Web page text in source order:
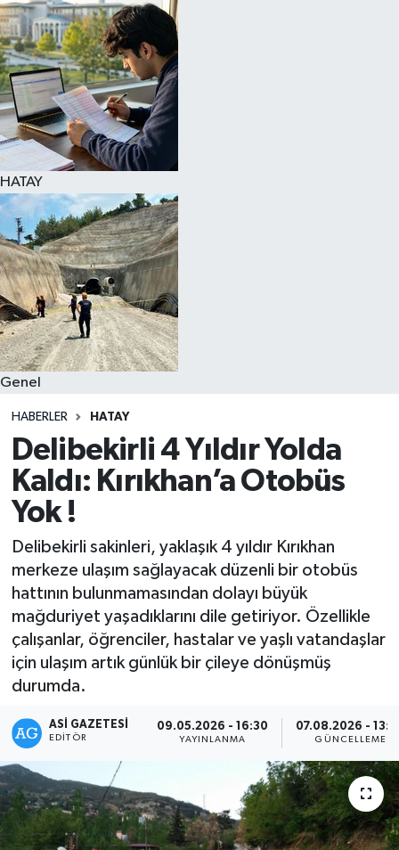
HATAY
Genel
HABERLER HATAY
Delibekirli 4 Yıldır Yolda
Kaldı: Kırıkhan’a Otobüs
Yok !
Delibekirli sakinleri, yaklaşık 4 yıldır Kırıkhan
merkeze ulaşım sağlayacak düzenli bir otobüs
hattının bulunmamasından dolayı büyük
mağduriyet yaşadıklarını dile getiriyor. Özellikle
çalışanlar, öğrenciler, hastalar ve yaşlı vatandaşlar
için ulaşım artık günlük bir çileye dönüşmüş
durumda.
ASI GAZETESI
EDITÖR
09.05.2026 - 16:30
YAYINLANMA
07.08.2026 -
GÜNCELLEME
Spor
Teknoloji
Yaşam